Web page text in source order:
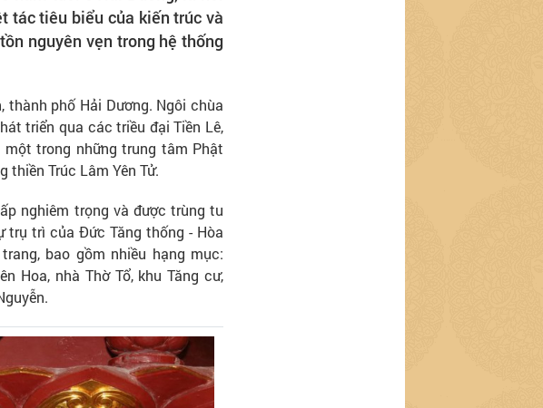
tác tiêu biểu của kiến trúc và
nguyên vẹn trong hệ thống
thành phố Hải Dương. Ngôi chùa
triển qua các triều đại Tiền Lê,
một trong những trung tâm Phật
Trúc Lâm Yên Tử.
nghiêm trọng và được trùng tu
trụ trì của Đức Tăng thống - Hòa
bao gồm nhiều hạng mục:
Hoa, nhà Thờ Tổ, khu Tăng cư,